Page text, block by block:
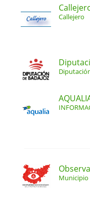
Callejero
Municipio